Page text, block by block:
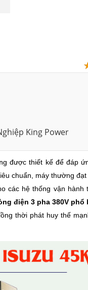
King Power
được thiết kế để đáp
chuẩn, máy thường đạt
các hệ thống vận hành
điện 3 pha 380V phổ
thời phát huy thế